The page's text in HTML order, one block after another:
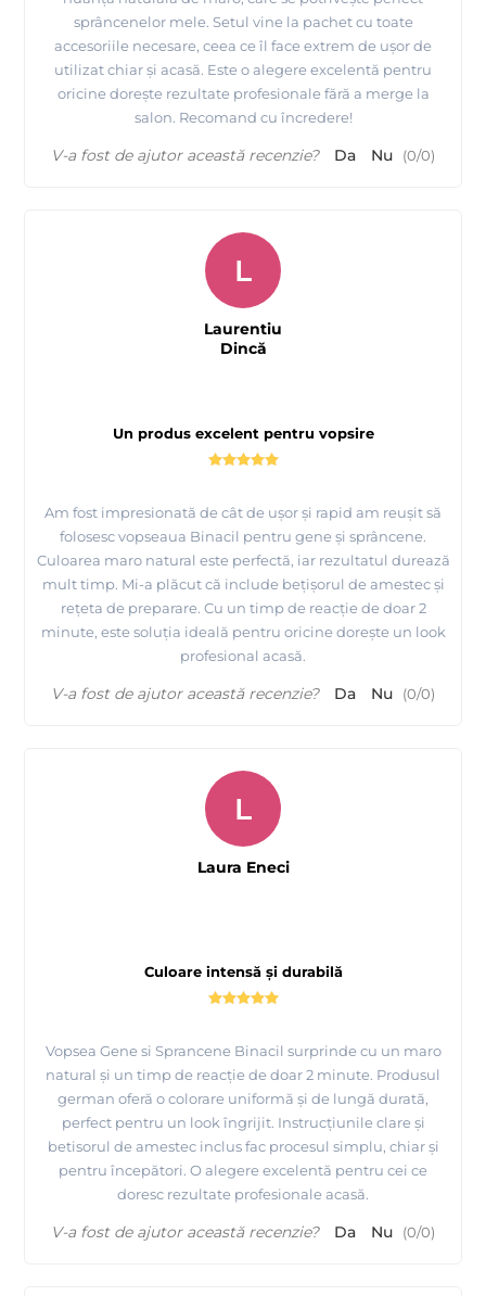
sprâncenelor mele. Setul vine la pachet cu toate
accesoriile necesare, ceea ce îl face extrem de ușor de
utilizat chiar și acasă. Este o alegere excelentă pentru
oricine dorește rezultate profesionale fără a merge la
salon. Recomand cu încredere!
V-a fost de ajutor această recenzie? Da Nu (0/0)
Un produs excelent pentru vopsire
Am fost impresionată de cât de ușor și rapid am reușit să
folosesc vopseaua Binacil pentru gene și sprâncene.
Culoarea maro natural este perfectă, iar rezultatul durează
mult timp. Mi-a plăcut că include bețișorul de amestec și
rețeta de preparare. Cu un timp de reacție de doar 2
minute, este soluția ideală pentru oricine dorește un look
profesional acasă.
L
Laurentiu
Dincă
V-a fost de ajutor această recenzie? Da Nu (0/0)
Culoare intensă și durabilă
Vopsea Gene si Sprancene Binacil surprinde cu un maro
natural și un timp de reacție de doar 2 minute. Produsul
german oferă o colorare uniformă și de lungă durată,
perfect pentru un look îngrijit. Instrucțiunile clare și
betisorul de amestec inclus fac procesul simplu, chiar și
pentru începători. O alegere excelentă pentru cei ce
doresc rezultate profesionale acasă.
L
Laura Eneci
V-a fost de ajutor această recenzie? Da Nu (0/0)